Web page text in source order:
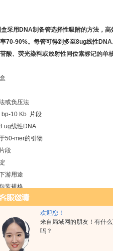
欢迎您！
来自局域网的朋友！有什
吗？
盒采用DNA制备管选择性吸附的方法，
70-90%。每管可得到多至8ug线性
酸、荧光染料或放射性同位素标记的
或负压法
bp-10 Kb 片段
ug线性DNA
50-mer的引物
段
游用途
装规格
清洁试剂盒纯化之前的PCR产物（
PCR产物